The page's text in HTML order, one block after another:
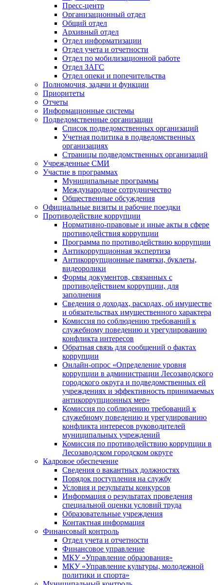
Пресс-центр
Организационный отдел
Общий отдел
Архивный отдел
Отдел информатизации
Отдел учета и отчетности
Отдел по мобилизационной работе
Отдел ЗАГС
Отдел опеки и попечительства
Полномочия, задачи и функции
Приоритеты
Отчеты
Информационные системы
Подведомственные организации
Список подведомственных организаций
Учетная политика в подведомственных
организациях
Страницы подведомственных организаций
Учрежденные СМИ
Участие в программах
Муниципальные программы
Международное сотрудничество
Общественные обсуждения
Официальные визиты и рабочие поездки
Противодействие коррупции
Нормативно-правовые и иные акты в сфере
противодействия коррупции
Программа по противодействию коррупции
Антикоррупционная экспертиза
Антикоррупционные памятки, буклеты,
видеоролики
Формы документов, связанных с
противодействием коррупции, для
заполнения
Сведения о доходах, расходах, об имуществе
и обязательствах имущественного характера
Комиссия по соблюдению требований к
служебному поведению и урегулированию
конфликта интересов
Обратная связь для сообщений о фактах
коррупции
Онлайн-опрос «Определение уровня
коррупции в администрации Лесозаводского
городского округа и подведомственных ей
учреждениях и эффективность принимаемых
антикоррупционных мер»
Комиссия по соблюдению требований к
служебному поведению и урегулированию
конфликта интересов руководителей
муниципальных учреждений
Комиссия по противодействию коррупции в
Лесозаводском городском округе
Кадровое обеспечение
Сведения о вакантных должностях
Порядок поступления на службу
Условия и результаты конкурсов
Информация о результатах проведения
специальной оценки условий труда
Образовательные учреждения
Контактная информация
Финансовый контроль
Отдел учета и отчетности
Финансовое управление
МКУ «Управление образования»
МКУ «Управление культуры, молодежной
политики и спорта»